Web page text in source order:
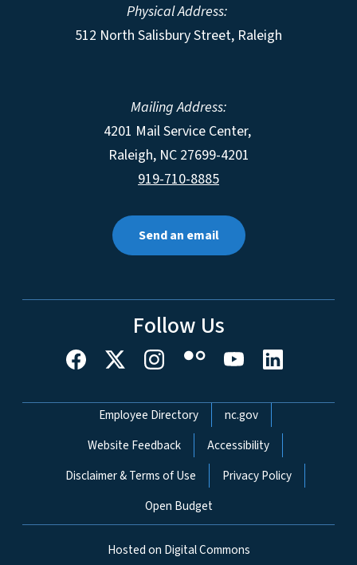
Physical Address:
512 North Salisbury Street, Raleigh
Mailing Address:
4201 Mail Service Center,
Raleigh, NC 27699-4201
919-710-8885
Send an email
Follow Us
Network Menu
Employee Directory
nc.gov
Website Feedback
Accessibility
Disclaimer & Terms of Use
Privacy Policy
Open Budget
Hosted on Digital Commons